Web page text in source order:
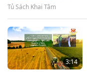
Tủ Sách Khai Tâm
3:14